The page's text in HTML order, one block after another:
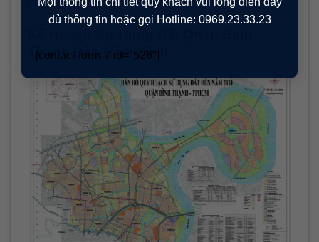
đủ thông tin hoặc gọi Hotline: 0969.23.33.23
[contact-form-7 id="526"]
hành chính tại địa phương.
Thạnh Đến Năm 2030